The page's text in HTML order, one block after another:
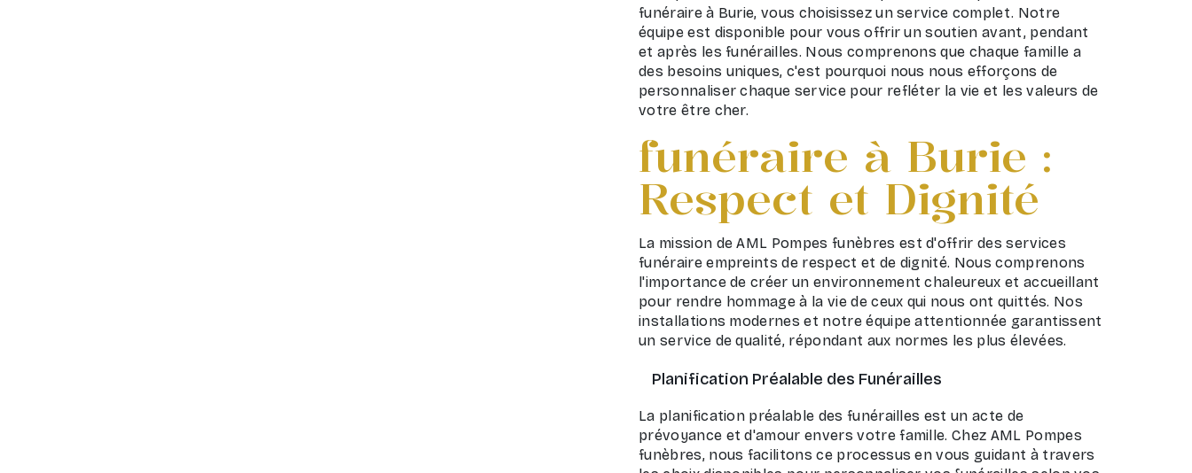
funéraire à Burie, vous choisissez un service complet. Notre
équipe est disponible pour vous offrir un soutien avant, pendant
et après les funérailles. Nous comprenons que chaque famille a
des besoins uniques, c'est pourquoi nous nous efforçons de
personnaliser chaque service pour refléter la vie et les valeurs de
votre être cher.
funéraire à Burie :
Respect et Dignité
La mission de AML Pompes funèbres est d'offrir des services
funéraire empreints de respect et de dignité. Nous comprenons
l'importance de créer un environnement chaleureux et accueillant
pour rendre hommage à la vie de ceux qui nous ont quittés. Nos
installations modernes et notre équipe attentionnée garantissent
un service de qualité, répondant aux normes les plus élevées.
Planification Préalable des Funérailles
La planification préalable des funérailles est un acte de
prévoyance et d'amour envers votre famille. Chez AML Pompes
funèbres, nous facilitons ce processus en vous guidant à travers